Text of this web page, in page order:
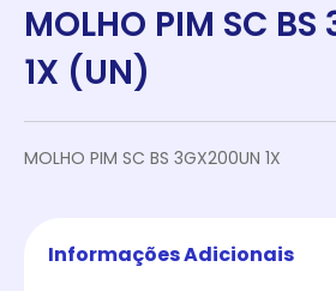
MOLHO PIM SC
1X (UN)
MOLHO PIM SC BS 3GX200UN 1X
Informações Adicionais